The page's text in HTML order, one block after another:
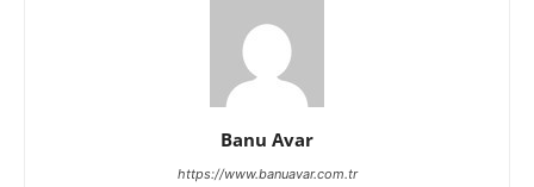
Banu Avar
https://www.banuavar.com.tr